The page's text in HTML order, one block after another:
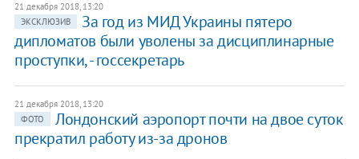
21 декабря 2018, 13:20
ЭКСКЛЮЗИВ
За год из МИД Украины пятеро
дипломатов были уволены за дисциплинарные
проступки, - госсекретарь
21 декабря 2018, 13:20
ФОТО
Лондонский аэропорт почти на двое суток
прекратил работу из-за дронов